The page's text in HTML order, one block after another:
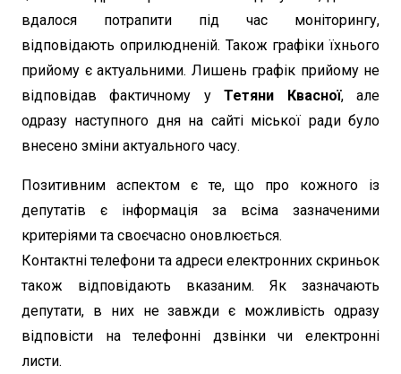
вдалося потрапити під час моніторингу,
відповідають оприлюдненій. Також графіки їхнього
прийому є актуальними. Лишень графік прийому не
відповідав фактичному уТетяни Квасної, але
одразу наступного дня на сайті міської ради було
внесено зміни актуального часу.
Позитивним аспектом є те, що про кожного із
депутатів є інформація за всіма зазначеними
критеріями та своєчасно оновлюється.
Контактні телефони та адреси електронних скриньок
також відповідають вказаним. Як зазначають
депутати, в них не завжди є можливість одразу
відповісти на телефонні дзвінки чи електронні
листи.